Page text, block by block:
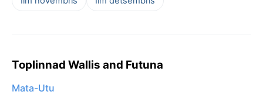
Toplinnad Wallis and Futuna
Mata-Utu